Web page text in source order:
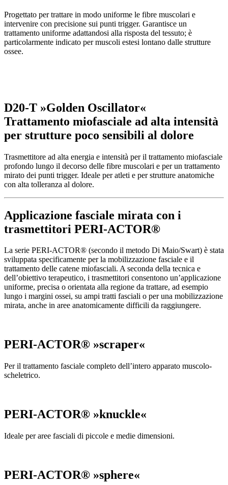
Progettato per trattare in modo uniforme le fibre muscolari e
intervenire con precisione sui punti trigger. Garantisce un
trattamento uniforme adattandosi alla risposta del tessuto; è
particolarmente indicato per muscoli estesi lontano dalle strutture
ossee.
D20-T »Golden Oscillator«
Trattamento miofasciale ad alta intensità
per strutture poco sensibili al dolore
Trasmettitore ad alta energia e intensità per il trattamento miofasciale
profondo lungo il decorso delle fibre muscolari e per un trattamento
mirato dei punti trigger. Ideale per atleti e per strutture anatomiche
con alta tolleranza al dolore.
Applicazione fasciale mirata con i
trasmettitori PERI-ACTOR®
La serie PERI-ACTOR® (secondo il metodo Di Maio/Swart) è stata
sviluppata specificamente per la mobilizzazione fasciale e il
trattamento delle catene miofasciali. A seconda della tecnica e
dell’obiettivo terapeutico, i trasmettitori consentono un’applicazione
uniforme, precisa o orientata alla regione da trattare, ad esempio
lungo i margini ossei, su ampi tratti fasciali o per una mobilizzazione
mirata, anche in aree anatomicamente difficili da raggiungere.
PERI-ACTOR® »scraper«
Per il trattamento fasciale completo dell’intero apparato muscolo-
scheletrico.
PERI-ACTOR® »knuckle«
Ideale per aree fasciali di piccole e medie dimensioni.
PERI-ACTOR® »sphere«